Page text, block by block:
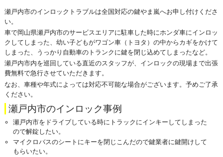
瀬戸内市のインロックトラブルは全国対応の鍵やま嵐へお申し付けくださ
い。
車で岡山県瀬戸内市のサービスエリアに駐車した時にホンダ車にインロッ
クしてしまった、幼い子どもがワゴン車（トヨタ）の中からカギをかけて
しまった、うっかり自動車のトランクに鍵を閉じ込めてしまったなど。
瀬戸内市内を巡回している直近のスタッフが、インロックの現場まで出張
費無料で急行させていただきます。
なお、車種や年式によっては対応不可能な場合がございます。予めご了承
ください。
瀬戸内市のインロック事例
瀬戸内市をドライブしている時にトラックにインキーしてしまった
ので解錠したい。
マイクロバスのシートにキーを閉じこんだので鍵業者に鍵開けして
もらいたい。